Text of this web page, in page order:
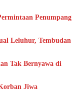
Penumpang
Leluhur, Tembudan
Tak Bernyawa di
Jiwa